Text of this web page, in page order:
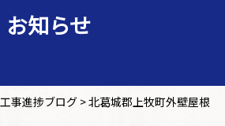
お知らせ
工事進捗ブログ>北葛城郡上牧町外壁屋根